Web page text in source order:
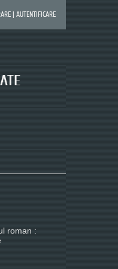
AUTENTIFICARE
roman :
roman :
roman :